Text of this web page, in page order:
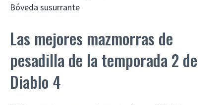
Bóveda susurrante
Las mejores mazmorras de
pesadilla de la temporada 2 de
Diablo 4